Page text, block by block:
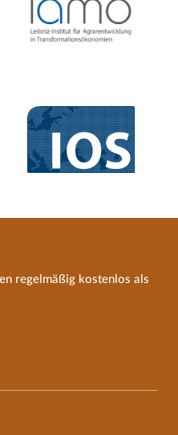
regelmäßig kostenlos als